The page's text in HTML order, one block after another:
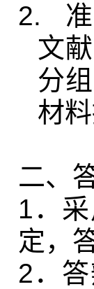
2.
文
分
材
二、
1．
定，
2．